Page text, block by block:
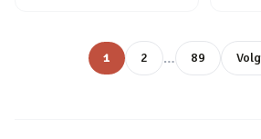
1 2 … 89